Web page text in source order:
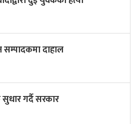
सम्पादकमा दाहाल
गर्दै सरकार